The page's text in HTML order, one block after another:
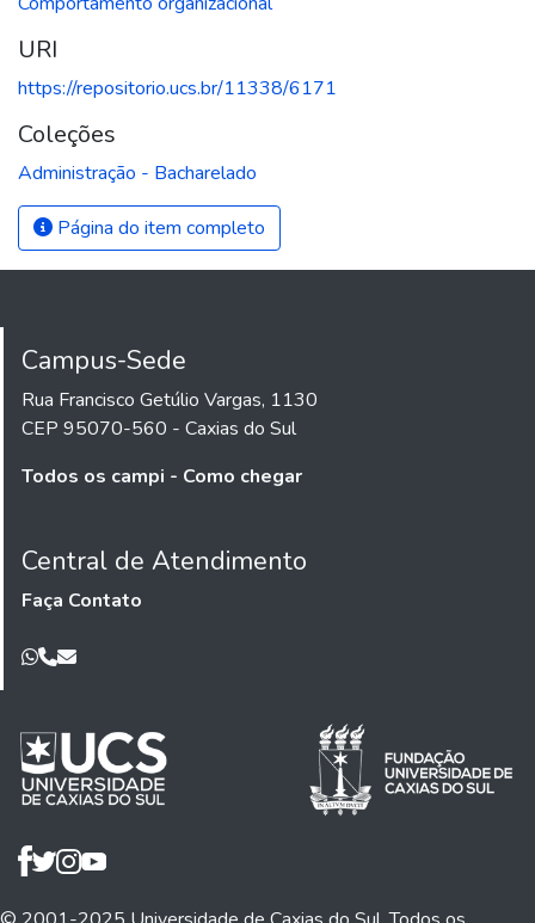
URI
https://repositorio.ucs.br/11338/6171
Coleções
Administração - Bacharelado
Página do item completo
Campus-Sede
Rua Francisco Getúlio Vargas, 1130
CEP 95070-560 - Caxias do Sul
Todos os campi - Como chegar
Central de Atendimento
Faça Contato